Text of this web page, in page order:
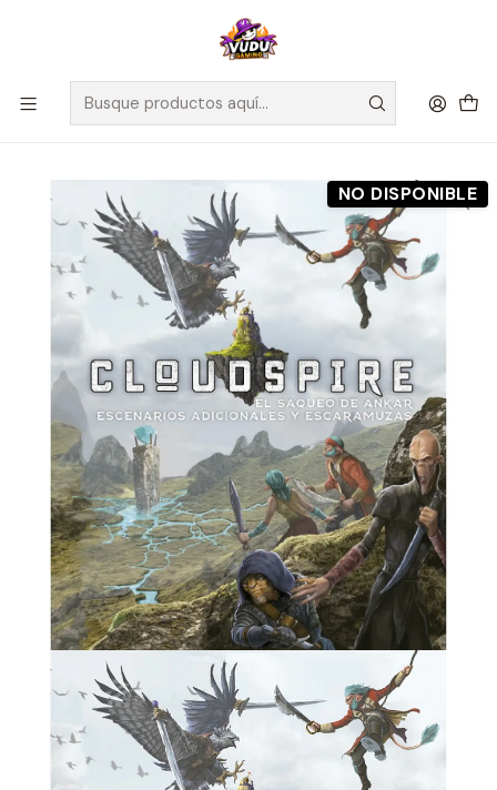
🚀 ¡Despachamos a todo Chile! Envío GRATIS a Regiones sobre
$100.000 y a RM sobre $35.000
Inicio Preventas Maldito Games
Preventa - EL SAQUEO DE ANKAR: ESCENARIOS Y ESCARAMUZAS
ADICIONALES - CLOUDSPIRE - Español
NO DISPONIBLE